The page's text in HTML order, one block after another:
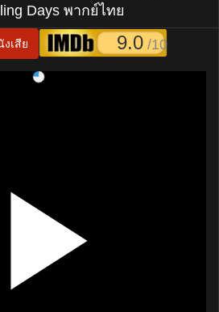
Days พากย์ไทย
เสีย 9.0 /10